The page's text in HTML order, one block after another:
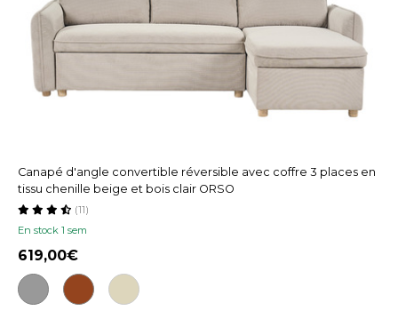
Canapé d'angle convertible réversible avec coffre 3 places en
tissu chenille beige et bois clair ORSO
En stock 1 sem
(11)
619,00